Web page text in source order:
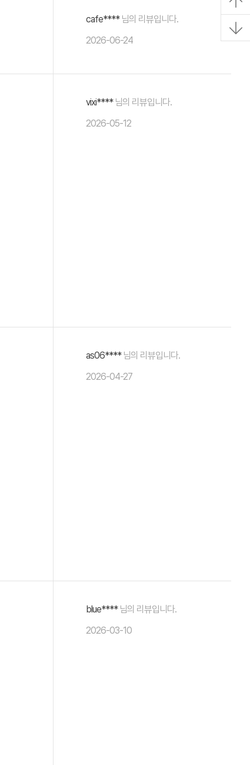
cafe****님의 리뷰입니다.
2026-06-24
vixi****님의 리뷰입니다.
2026-05-12
as06****님의 리뷰입니다.
2026-04-27
blue****님의 리뷰입니다.
2026-03-10